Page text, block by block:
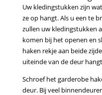
Uw kledingstukken zijn
ze op hangt. Als u een te
zullen uw kledingstukken
komen bij het openen en
haken rekje aan beide
uiteinde van de deur
Schroef het garderobe
deur. Bij veel